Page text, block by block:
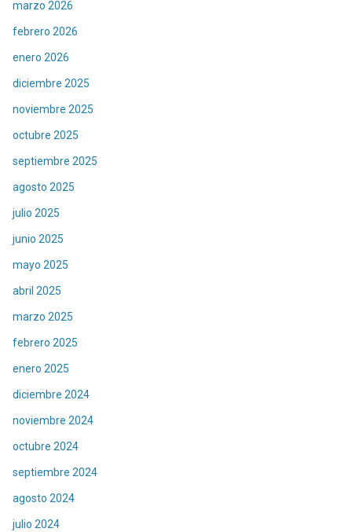
marzo 2026
febrero 2026
enero 2026
diciembre 2025
noviembre 2025
octubre 2025
septiembre 2025
agosto 2025
julio 2025
junio 2025
mayo 2025
abril 2025
marzo 2025
febrero 2025
enero 2025
diciembre 2024
noviembre 2024
octubre 2024
septiembre 2024
agosto 2024
julio 2024